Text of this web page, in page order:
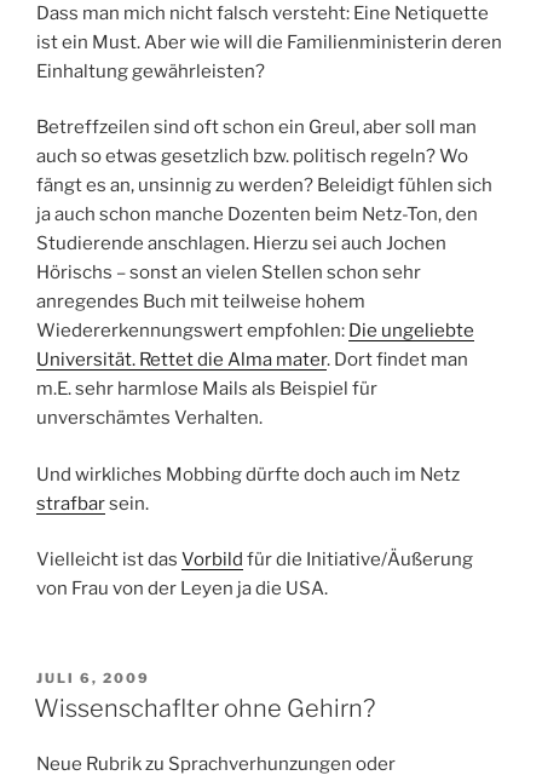
Dass man mich nicht falsch versteht: Eine Netiquette
ist ein Must. Aber wie will die Familienministerin deren
Einhaltung gewährleisten?
Betreffzeilen sind oft schon ein Greul, aber soll man
auch so etwas gesetzlich bzw. politisch regeln? Wo
fängt es an, unsinnig zu werden? Beleidigt fühlen sich
ja auch schon manche Dozenten beim Netz-Ton, den
Studierende anschlagen. Hierzu sei auch Jochen
Hörischs – sonst an vielen Stellen schon sehr
anregendes Buch mit teilweise hohem
Wiedererkennungswert empfohlen: Die ungeliebte
Universität. Rettet die Alma mater. Dort findet man
m.E. sehr harmlose Mails als Beispiel für
unverschämtes Verhalten.
Und wirkliches Mobbing dürfte doch auch im Netz
strafbarsein.
Vielleicht ist das Vorbild für die Initiative/Äußerung
von Frau von der Leyen ja die USA.
VERÖFFENTLICHT
AM
JULI 6, 2009
Wissenschaflter ohne Gehirn?
Neue Rubrik zu Sprachverhunzungen oder